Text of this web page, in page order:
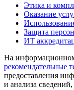
Этика и
Оказание
Защита
ИТ
На
рекомендательные
предоставления
и анализа